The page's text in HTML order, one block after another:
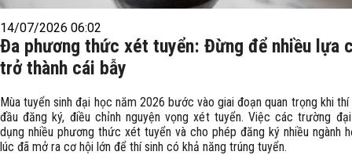
14/07/2026 06:02
Đa phương thức xét tuyển: Đừng để nhiều lựa
trở thành cái bẫy
Mùa tuyển sinh đại học năm 2026 bước vào giai đoạn quan trọng khi
đầu đăng ký, điều chỉnh nguyện vọng xét tuyển. Việc các trường
dụng nhiều phương thức xét tuyển và cho phép đăng ký nhiều ngành
lúc đã mở ra cơ hội lớn để thí sinh có khả năng trúng tuyển.